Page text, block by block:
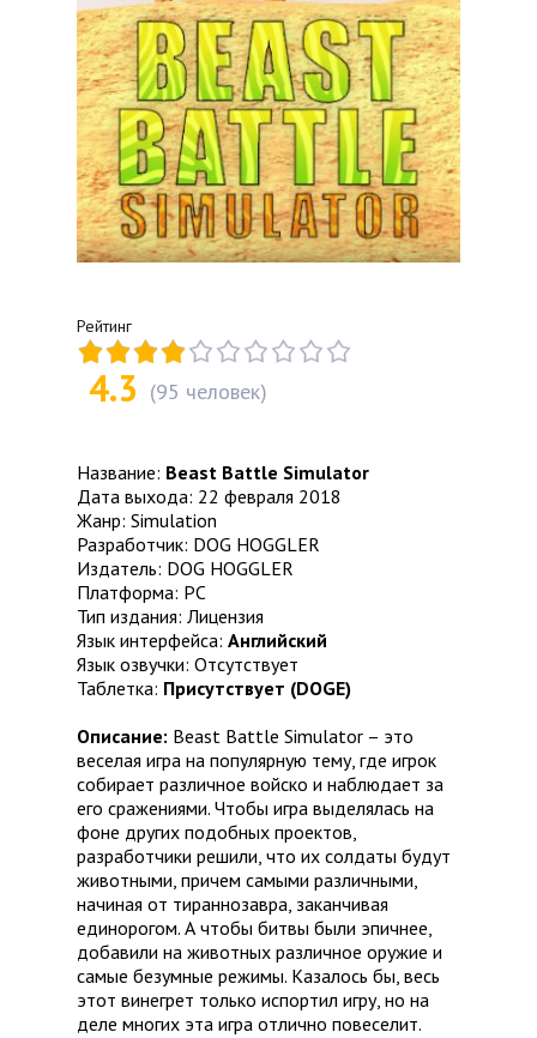
Рейтинг
4.3 (95 человек)
Название: Beast Battle Simulator
Дата выхода: 22 февраля 2018
Жанр: Simulation
Разработчик: DOG HOGGLER
Издатель: DOG HOGGLER
Платформа: PC
Тип издания: Лицензия
Язык интерфейса: Английский
Язык озвучки: Отсутствует
Таблетка: Присутствует (DOGE)
Описание: Beast Battle Simulator – это
веселая игра на популярную тему, где игрок
собирает различное войско и наблюдает за
его сражениями. Чтобы игра выделялась на
фоне других подобных проектов,
разработчики решили, что их солдаты будут
животными, причем самыми различными,
начиная от тираннозавра, заканчивая
единорогом. А чтобы битвы были эпичнее,
добавили на животных различное оружие и
самые безумные режимы. Казалось бы, весь
этот винегрет только испортил игру, но на
деле многих эта игра отлично повеселит.